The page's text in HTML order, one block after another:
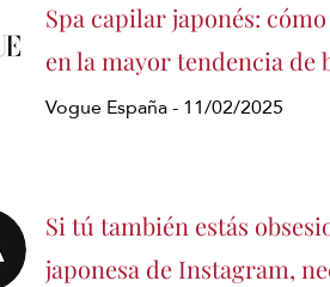
Spa capilar japonés:
en la mayor tendencia de
Vogue España - 11/02/2025
Si tú también estás
japonesa de Instagram,